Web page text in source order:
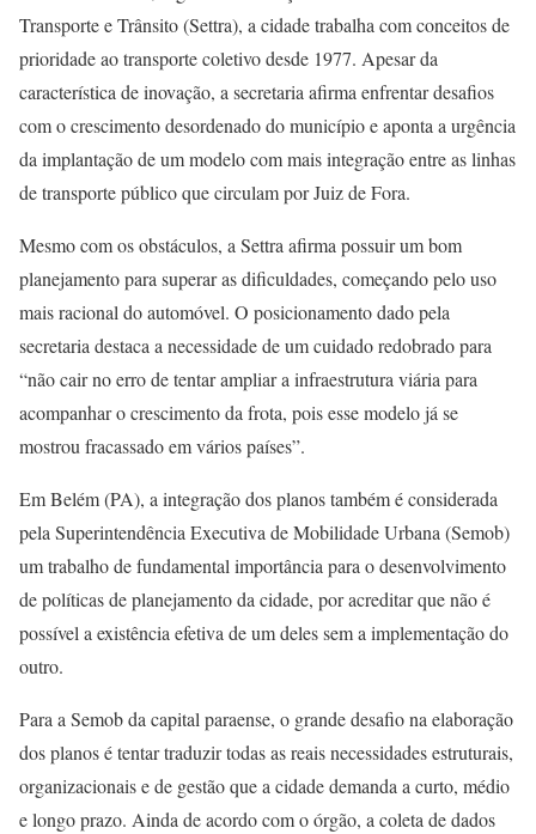
Transporte e Trânsito (Settra), a cidade trabalha com conceitos de
prioridade ao transporte coletivo desde 1977. Apesar da
característica de inovação, a secretaria afirma enfrentar desafios
com o crescimento desordenado do município e aponta a urgência
da implantação de um modelo com mais integração entre as linhas
de transporte público que circulam por Juiz de Fora.
Mesmo com os obstáculos, a Settra afirma possuir um bom
planejamento para superar as dificuldades, começando pelo uso
mais racional do automóvel. O posicionamento dado pela
secretaria destaca a necessidade de um cuidado redobrado para
“não cair no erro de tentar ampliar a infraestrutura viária para
acompanhar o crescimento da frota, pois esse modelo já se
mostrou fracassado em vários países”.
Em Belém (PA), a integração dos planos também é considerada
pela Superintendência Executiva de Mobilidade Urbana (Semob)
um trabalho de fundamental importância para o desenvolvimento
de políticas de planejamento da cidade, por acreditar que não é
possível a existência efetiva de um deles sem a implementação do
outro.
Para a Semob da capital paraense, o grande desafio na elaboração
dos planos é tentar traduzir todas as reais necessidades estruturais,
organizacionais e de gestão que a cidade demanda a curto, médio
e longo prazo. Ainda de acordo com o órgão, a coleta de dados